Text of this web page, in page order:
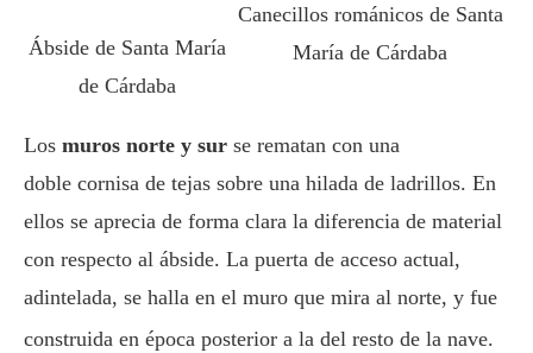
Ábside de Santa María
de Cárdaba
Canecillos románicos de Santa
María de Cárdaba
Los muros norte y sur se rematan con una
doble cornisa de tejas sobre una hilada de ladrillos. En
ellos se aprecia de forma clara la diferencia de material
con respecto al ábside. La puerta de acceso actual,
adintelada, se halla en el muro que mira al norte, y fue
construida en época posterior a la del resto de la nave.